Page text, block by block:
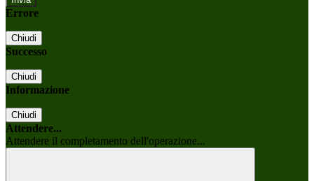
Errore
Chiudi
Successo
Chiudi
Informazione
Chiudi
Attendere...
Attendere il completamento dell'operazione...